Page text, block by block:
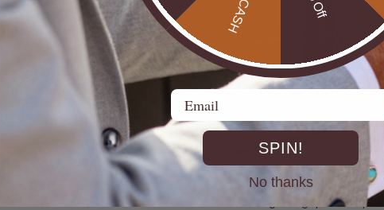
L’opale australienne elle-même mérite un regard approfondi. Pour
vient d’Australie, il faut considérer les conditions géologiques
Email
SPIN!
No thanks